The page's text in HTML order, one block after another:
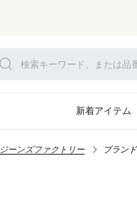
新着アイテム
ジーンズファクトリー ブラン